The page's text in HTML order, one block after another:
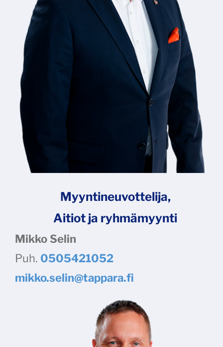
Myyntineuvottelija,
Aitiot ja ryhmämyynti
Mikko Selin
Puh. 0505421052
mikko.selin@tappara.fi